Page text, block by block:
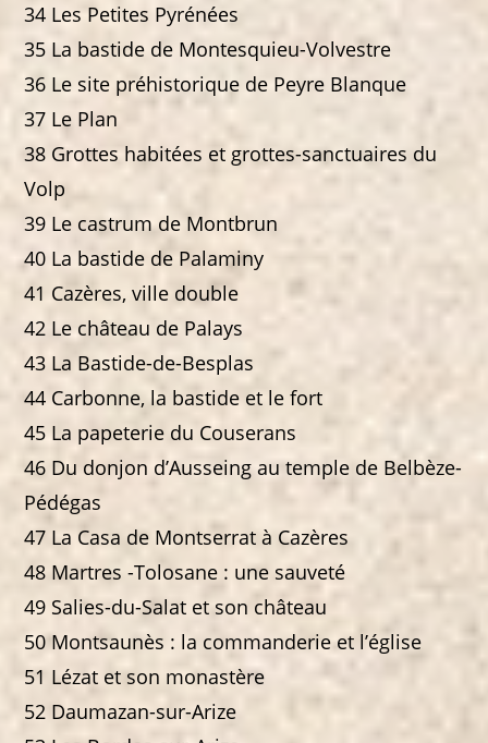
34 Les Petites Pyrénées
35 La bastide de Montesquieu-Volvestre
36 Le site préhistorique de Peyre Blanque
37 Le Plan
38 Grottes habitées et grottes-sanctuaires du
Volp
39 Le castrum de Montbrun
40 La bastide de Palaminy
41 Cazères, ville double
42 Le château de Palays
43 La Bastide-de-Besplas
44 Carbonne, la bastide et le fort
45 La papeterie du Couserans
46 Du donjon d’Ausseing au temple de Belbèze-
Pédégas
47 La Casa de Montserrat à Cazères
48 Martres -Tolosane : une sauveté
49 Salies-du-Salat et son château
50 Montsaunès : la commanderie et l’église
51 Lézat et son monastère
52 Daumazan-sur-Arize